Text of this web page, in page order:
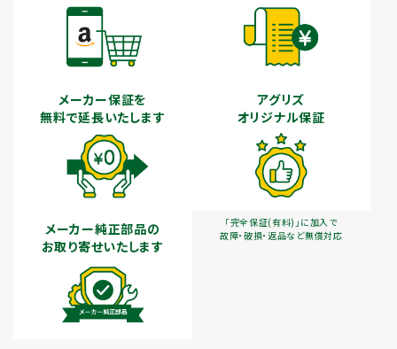
メーカー保証を
無料で延長いたします
アグリズ
オリジナル保証
「完全保証(有料)」に加入で
故障・破損・返品など無償対応
メーカー純正部品の
お取り寄せいたします